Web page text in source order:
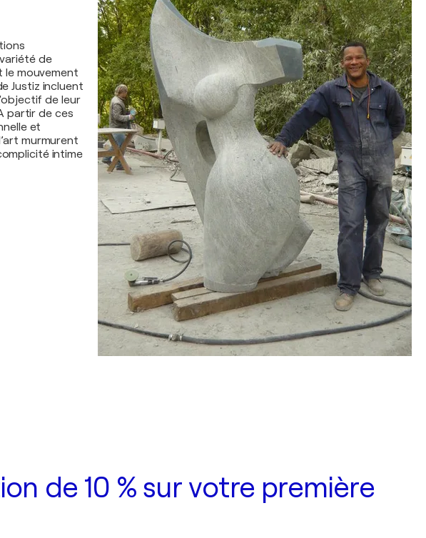
de
le mouvement
Justiz incluent
de leur
partir de ces
et
murmurent
intime
de 10 % sur votre première